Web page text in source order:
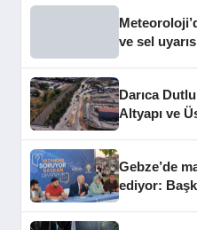
ve sel
Darıca
Altyapı ve
Gebze’de
ediyor: